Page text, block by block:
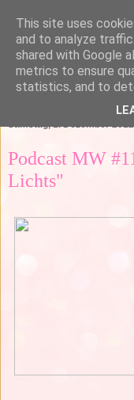
Samstag, 1. Dezember 2012
Podcast MW
Lichts"
This site uses
and to analyze
shared with Google
metrics to ensure
statistics, and to